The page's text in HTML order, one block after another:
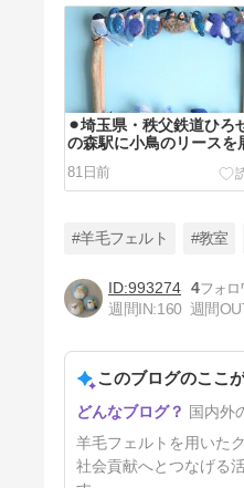
⚫︎埼玉県・秩父鉄道ひろ
の森駅に小鳥のリースを
81日前
リースin明治神宮外苑 東
リスマスマーケット2024
1年8ヶ月前
#羊毛フェルト #教室
993274 4
週間IN:160 週間
このブログのここ
国内外
羊毛フェルトを用いた
社会貢献へとつなげる